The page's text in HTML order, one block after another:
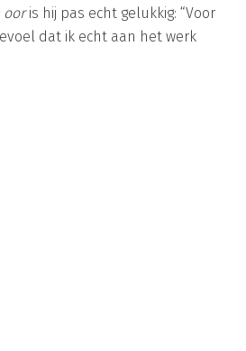
ooris hij pas echt gelukkig: “Voor
dat ik echt aan het werk